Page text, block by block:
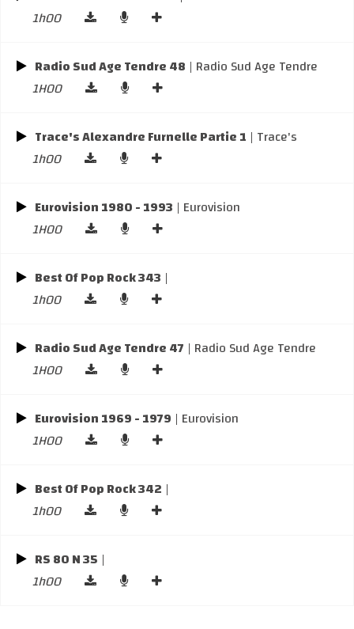
1h00
Radio Sud Age Tendre 48 | Radio Sud Age Tendre
1H00
Trace's Alexandre Furnelle Partie 1 | Trace's
1h00
Eurovision 1980 - 1993 | Eurovision
1H00
Best Of Pop Rock 343 |
1h00
Radio Sud Age Tendre 47 | Radio Sud Age Tendre
1H00
Eurovision 1969 - 1979 | Eurovision
1H00
Best Of Pop Rock 342 |
1h00
RS 80 N 35 |
1h00